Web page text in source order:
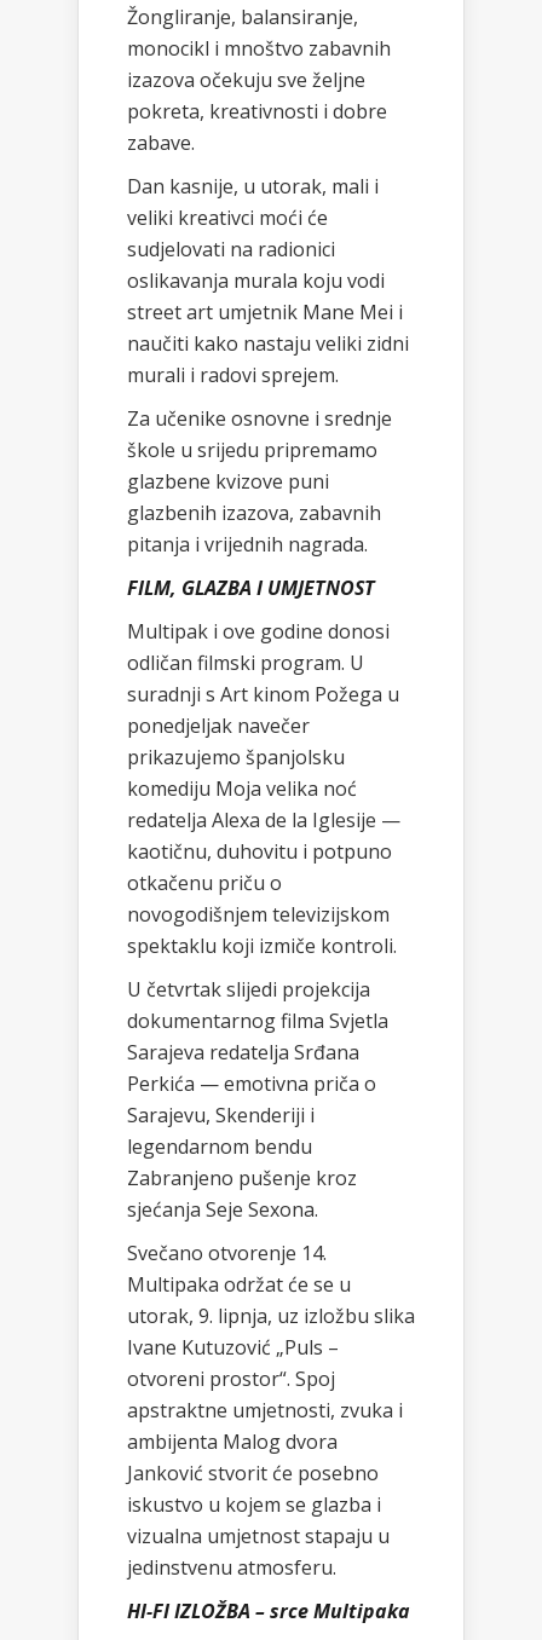
Žongliranje, balansiranje,
monocikl i mnoštvo zabavnih
izazova očekuju sve željne
pokreta, kreativnosti i dobre
zabave.
Dan kasnije, u utorak, mali i
veliki kreativci moći će
sudjelovati na radionici
oslikavanja murala koju vodi
street art umjetnik Mane Mei i
naučiti kako nastaju veliki zidni
murali i radovi sprejem.
Za učenike osnovne i srednje
škole u srijedu pripremamo
glazbene kvizove puni
glazbenih izazova, zabavnih
pitanja i vrijednih nagrada.
FILM, GLAZBA I UMJETNOST
Multipak i ove godine donosi
odličan filmski program. U
suradnji s Art kinom Požega u
ponedjeljak navečer
prikazujemo španjolsku
komediju Moja velika noć
redatelja Alexa de la Iglesije —
kaotičnu, duhovitu i potpuno
otkačenu priču o
novogodišnjem televizijskom
spektaklu koji izmiče kontroli.
U četvrtak slijedi projekcija
dokumentarnog filma Svjetla
Sarajeva redatelja Srđana
Perkića — emotivna priča o
Sarajevu, Skenderiji i
legendarnom bendu
Zabranjeno pušenje kroz
sjećanja Seje Sexona.
Svečano otvorenje 14.
Multipaka održat će se u
utorak, 9. lipnja, uz izložbu slika
Ivane Kutuzović „Puls –
otvoreni prostor“. Spoj
apstraktne umjetnosti, zvuka i
ambijenta Malog dvora
Janković stvorit će posebno
iskustvo u kojem se glazba i
vizualna umjetnost stapaju u
jedinstvenu atmosferu.
HI-FI IZLOŽBA – srce Multipaka